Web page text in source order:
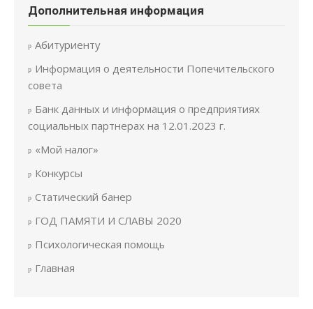
Дополнительная информация
Абитуриенту
Информация о деятельности Попечительского
совета
Банк данных и информация о предприятиях
социальных партнерах на 12.01.2023 г.
«Мой налог»
Конкурсы
Статический банер
ГОД ПАМЯТИ И СЛАВЫ 2020
Психологическая помощь
Главная